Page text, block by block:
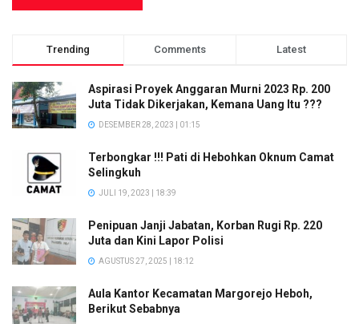
Trending Comments Latest
Aspirasi Proyek Anggaran Murni 2023 Rp. 200
Juta Tidak Dikerjakan, Kemana Uang Itu ???
DESEMBER 28, 2023 | 01:15
Terbongkar !!! Pati di Hebohkan Oknum Camat
Selingkuh
JULI 19, 2023 | 18:39
Penipuan Janji Jabatan, Korban Rugi Rp. 220
Juta dan Kini Lapor Polisi
AGUSTUS 27, 2025 | 18:12
Aula Kantor Kecamatan Margorejo Heboh,
Berikut Sebabnya